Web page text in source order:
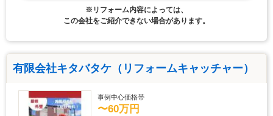
※リフォーム内容によっては、
この会社をご紹介できない場合があります。
有限会社キタバタケ（リフォームキャッチャー）
事例中心価格帯
〜60万円